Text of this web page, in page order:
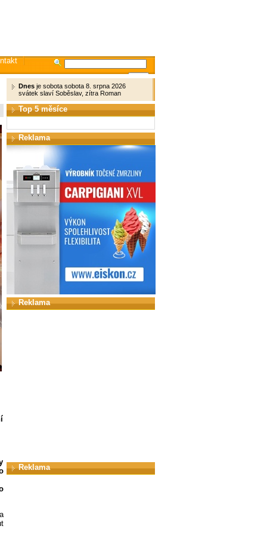
Dnesje sobota sobota 8. srpna 2026
svátek slaví Soběslav, zítra Roman
Top 5 měsíce
Reklama
Reklama
Reklama